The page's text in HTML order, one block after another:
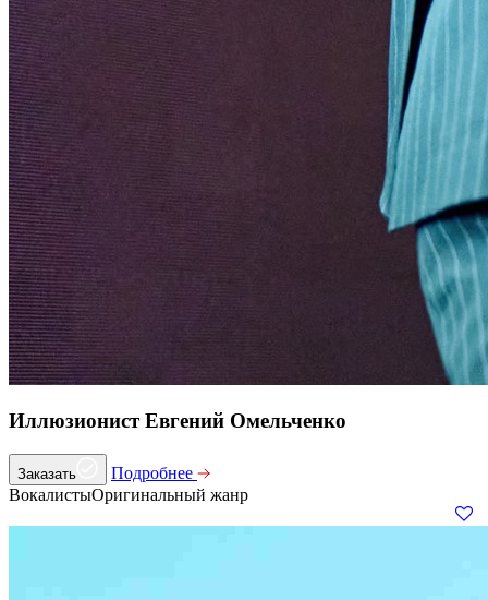
Иллюзионист Евгений Омельченко
Заказать
Подробнее
ВокалистыОригинальный жанр